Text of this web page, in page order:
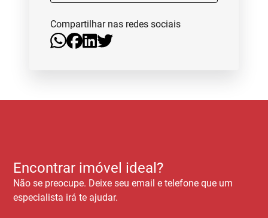
Compartilhar nas redes sociais
Encontrar imóvel ideal?
Não se preocupe. Deixe seu email e telefone que um
especialista irá te ajudar.